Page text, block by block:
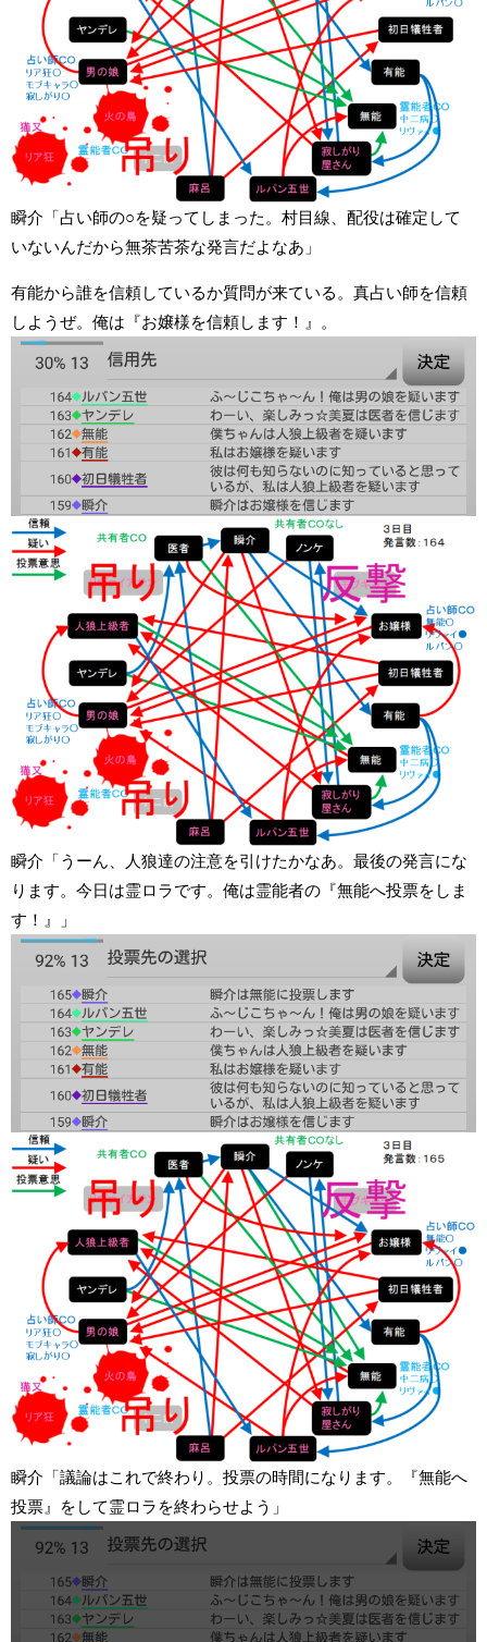
瞬介「占い師の○を疑ってしまった。村目線、配役は確定して
いないんだから無茶苦茶な発言だよなあ」
有能から誰を信頼しているか質問が来ている。真占い師を信頼
しようぜ。俺は『お嬢様を信頼します！』。
瞬介「うーん、人狼達の注意を引けたかなあ。最後の発言にな
ります。今日は霊ロラです。俺は霊能者の『無能へ投票をしま
す！』」
瞬介「議論はこれで終わり。投票の時間になります。『無能へ
投票』をして霊ロラを終わらせよう」